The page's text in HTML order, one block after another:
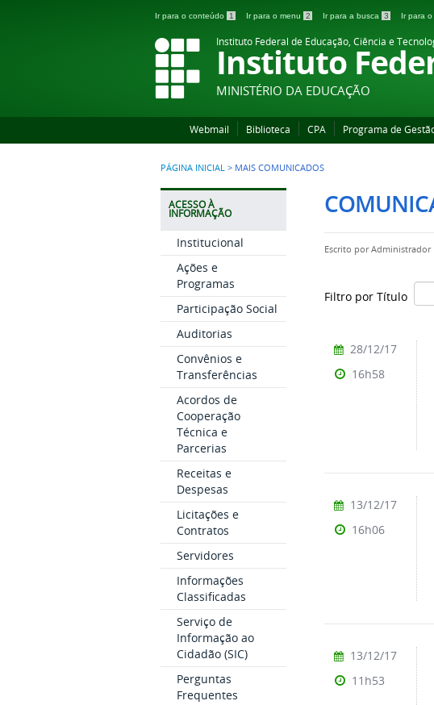
Ir para o conteúdo 1 Ir para o menu 2 Ir para a busca 3 Ir para
Instituto Federal de Educação, Ciência e
Instituto
MINISTÉRIO DA EDUCAÇÃO
Webmail Biblioteca CPA Programa de
PÁGINA INICIAL > MAIS COMUNICADOS
ACESSO À
INFORMAÇÃO
Institucional
Ações e
Programas
Participação Social
Auditorias
Convênios e
Transferências
Acordos de
Cooperação
Técnica e
Parcerias
Receitas e
Despesas
Licitações e
Contratos
Servidores
Informações
Classificadas
Serviço de
Informação ao
Cidadão (SIC)
Perguntas
Frequentes
Escrito porAdministrador
Filtro por Título
28/12/17
16h58
13/12/17
16h06
13/12/17
11h53